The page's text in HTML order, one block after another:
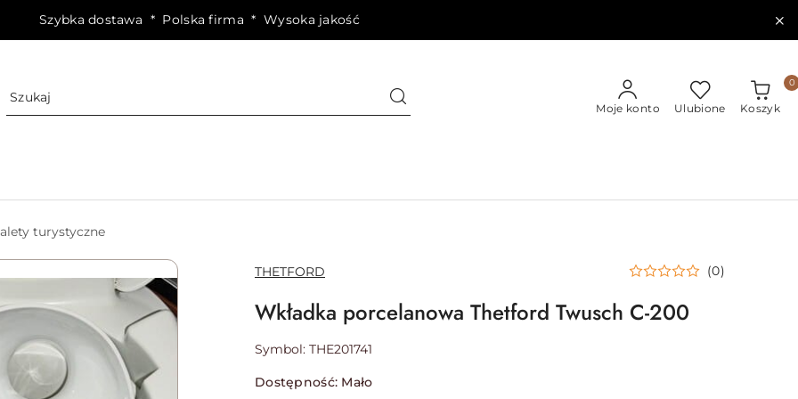
Szybka dostawa * Polska firma * Wysoka jakość
Moje konto Ulubione Koszyk
0
turystyczne
NAZWA
PRODUCENTA:
THETFORD (0)
Wkładka porcelanowa Thetford Twusch C-200
Symbol: THE201741
Dostępność: Mało